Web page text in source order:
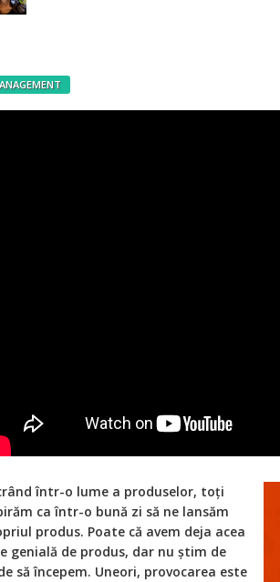
într-o lume a produselor, toți
ca într-o bună zi să ne lansăm
produs. Poate că avem deja acea
genială de produs, dar nu știm de
să începem. Uneori, provocarea este